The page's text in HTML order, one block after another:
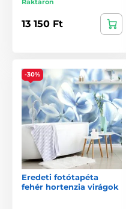
13 150 Ft
-30%
Eredeti fotótapéta
fehér hortenzia virágok